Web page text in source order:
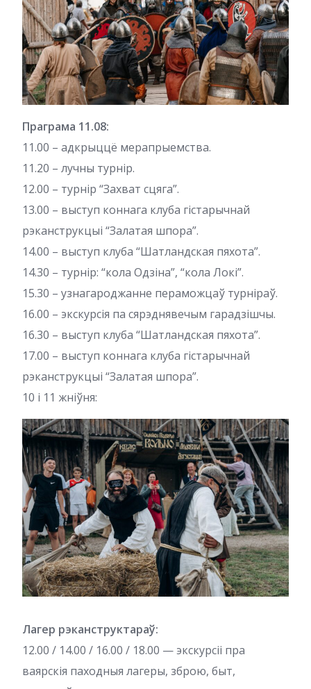
Праграма 11.08:
11.00 – адкрыццё мерапрыемства.
11.20 – лучны турнір.
12.00 – турнір “Захват сцяга”.
13.00 – выступ коннага клуба гістарычнай
рэканструкцыі “Залатая шпора”.
14.00 – выступ клуба “Шатландская пяхота”.
14.30 – турнір: “кола Одзіна”, “кола Локі”.
15.30 – узнагароджанне пераможцаў турніраў.
16.00 – экскурсія па сярэднявечым гарадзішчы.
16.30 – выступ клуба “Шатландская пяхота”.
17.00 – выступ коннага клуба гістарычнай
рэканструкцыі “Залатая шпора”.
10 і 11 жніўня:
Лагер рэканструктараў:
12.00 / 14.00 / 16.00 / 18.00 — экскурсіі пра
ваярскія паходныя лагеры, зброю, быт,